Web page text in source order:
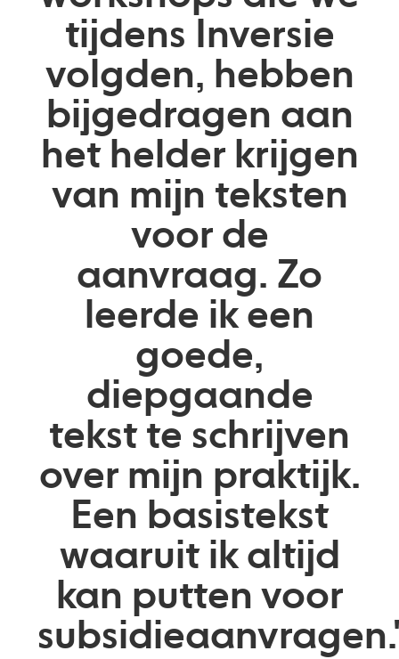
tijdens Inversie
volgden, hebben
bijgedragen aan
het helder krijgen
van mijn teksten
voor de
aanvraag. Zo
leerde ik een
goede,
diepgaande
tekst te schrijven
over mijn praktijk.
Een basistekst
waaruit ik altijd
kan putten voor